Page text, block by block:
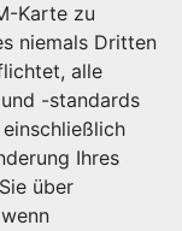
Karte zu
niemals Dritten
alle
-standards
Ihres
über